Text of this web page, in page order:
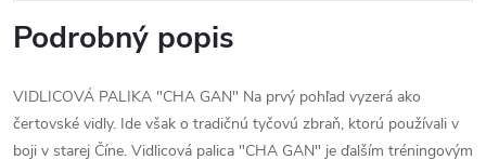
Podrobný popis
VIDLICOVÁ PALIKA "CHA GAN" Na prvý pohľad vyzerá ako
čertovské vidly. Ide však o tradičnú tyčovú zbraň, ktorú používali v
boji v starej Číne. Vidlicová palica "CHA GAN" je ďalším tréningovým